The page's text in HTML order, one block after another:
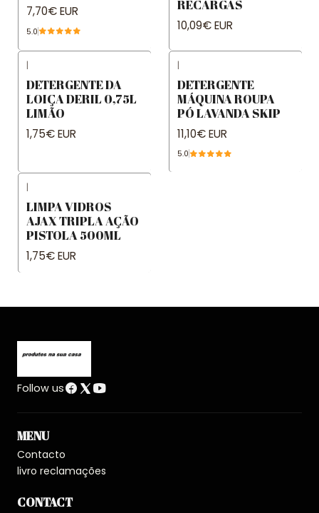
7,70€ EUR
5.0
RECARGAS
10,09€ EUR
|
DETERGENTE DA
LOIÇA DERIL 0,75L
LIMÃO
1,75€ EUR
|
DETERGENTE
MÁQUINA ROUPA
PÓ LAVANDA SKIP
11,10€ EUR
5.0
|
LIMPA VIDROS
AJAX TRIPLA AÇÃO
PISTOLA 500ML
1,75€ EUR
Follow us
MENU
Contacto
livro reclamações
CONTACT